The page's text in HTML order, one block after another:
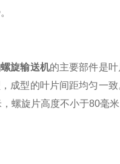
旋输送机的主要部件是
成型的叶片间距均匀一
螺旋片高度不小于80毫